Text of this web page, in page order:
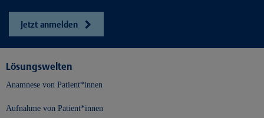
Jetzt anmelden
Lösungswelten
Anamnese von Patient*innen
Aufnahme von Patient*innen